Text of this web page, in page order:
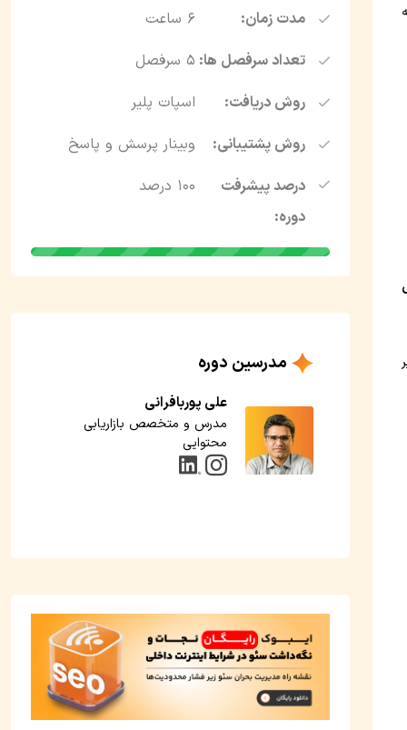
مدت زمان:
6 ساعت
تعداد سرفصل ها: 5 سرفصل
روش دریافت:
اسپات پلیر
روش پشتیبانی:
وبینار پرسش و پاسخ
درصد پیشرفت
دوره:
100 درصد
مدرسین دوره
علی پوربافرانی
مدرس و متخصص بازاریابی
محتوایی